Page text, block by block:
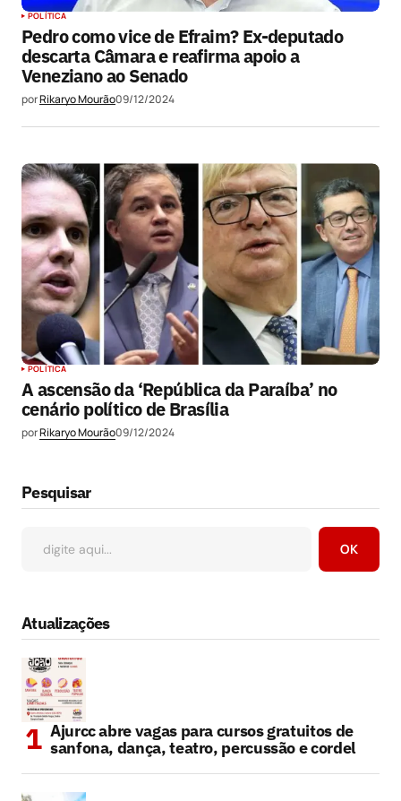
POLÍTICA
Pedro como vice de Efraim? Ex-deputado
descarta Câmara e reafirma apoio a
Veneziano ao Senado
porRikaryo Mourão09/12/2024
POLÍTICA
A ascensão da ‘República da Paraíba’ no
cenário político de Brasília
porRikaryo Mourão09/12/2024
Pesquisar
OK
Atualizações
Ajurcc abre vagas para cursos gratuitos de
sanfona, dança, teatro, percussão e cordel